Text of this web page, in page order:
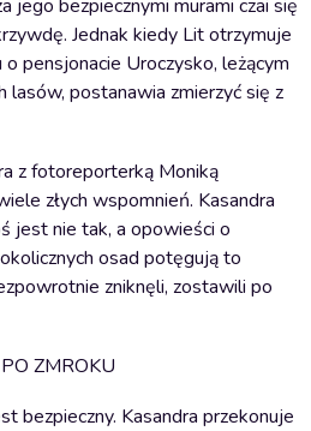
jego bezpiecznymi murami czai się
Jednak kiedy Lit otrzymuje
o pensjonacie Uroczysko, leżącym
lasów, postanawia zmierzyć się z
z fotoreporterką Moniką
złych wspomnień. Kasandra
jest nie tak, a opowieści o
osad potęgują to
zniknęli, zostawili po
ZMROKU
bezpieczny. Kasandra przekonuje